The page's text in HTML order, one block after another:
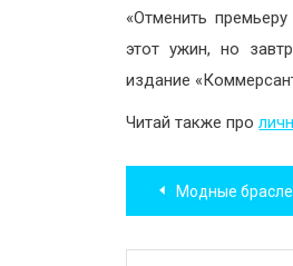
«Отменить
этот ужин, но
издание
Читай также про
по
Модные браслеты